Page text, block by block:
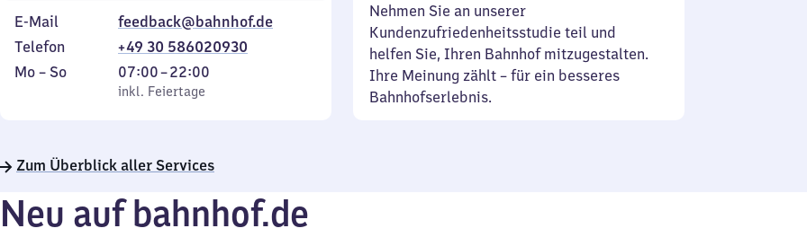
E-Mail
feedback@bahnhof.de
Telefon
+49 30 586020930
Montag
Mo – So,
inkl. Feiertage
07:00–22:00
Von
7
22
inkl. Feiertage
Nehmen Sie an unserer
Kundenzufriedenheitsstudie teil und
helfen Sie, Ihren Bahnhof mitzugestalten.
Ihre Meinung zählt – für ein besseres
Bahnhofserlebnis.
Zum Überblick aller Services
Neu auf bahnhof.de